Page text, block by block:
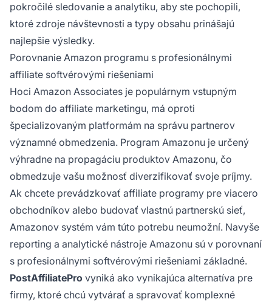
pokročilé sledovanie a analytiku, aby ste pochopili,
ktoré zdroje návštevnosti a typy obsahu prinášajú
najlepšie výsledky.
Porovnanie Amazon programu s profesionálnymi
affiliate softvérovými riešeniami
Hoci Amazon Associates je populárnym vstupným
bodom do affiliate marketingu, má oproti
špecializovaným platformám na správu partnerov
významné obmedzenia. Program Amazonu je určený
výhradne na propagáciu produktov Amazonu, čo
obmedzuje vašu možnosť diverzifikovať svoje príjmy.
Ak chcete prevádzkovať affiliate programy pre viacero
obchodníkov alebo budovať vlastnú partnerskú sieť,
Amazonov systém vám túto potrebu neumožní. Navyše
reporting a analytické nástroje Amazonu sú v porovnaní
s profesionálnymi softvérovými riešeniami základné.
PostAffiliatePro vyniká ako vynikajúca alternatíva pre
firmy, ktoré chcú vytvárať a spravovať komplexné